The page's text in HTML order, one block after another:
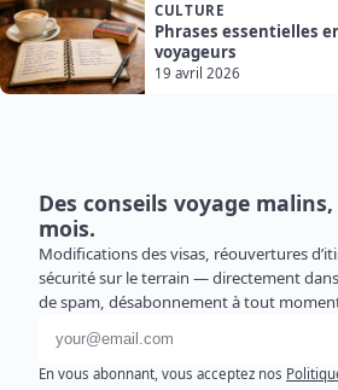
CULTURE
Phrases essentielles
voyageurs
19 avril 2026
Des conseils voyage
mois.
Modifications des visas, réouvertures
sécurité sur le terrain — directement
de spam, désabonnement à tout
Adresse e-mail
En vous abonnant, vous acceptez nos